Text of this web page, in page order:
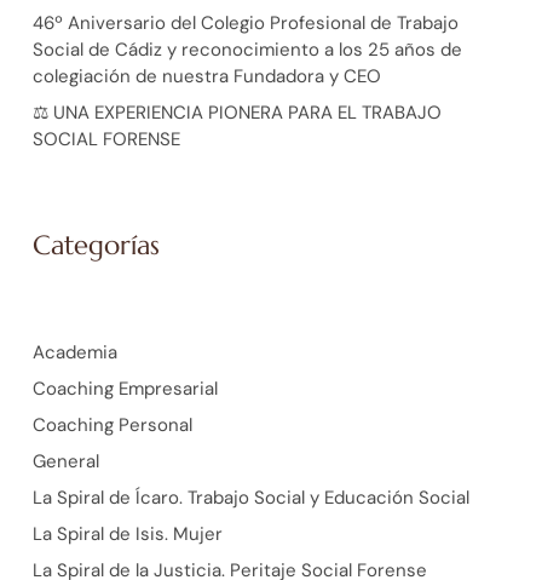
46º Aniversario del Colegio Profesional de Trabajo
Social de Cádiz y reconocimiento a los 25 años de
colegiación de nuestra Fundadora y CEO
⚖️ UNA EXPERIENCIA PIONERA PARA EL TRABAJO
SOCIAL FORENSE
Categorías
Academia
Coaching Empresarial
Coaching Personal
General
La Spiral de Ícaro. Trabajo Social y Educación Social
La Spiral de Isis. Mujer
La Spiral de la Justicia. Peritaje Social Forense